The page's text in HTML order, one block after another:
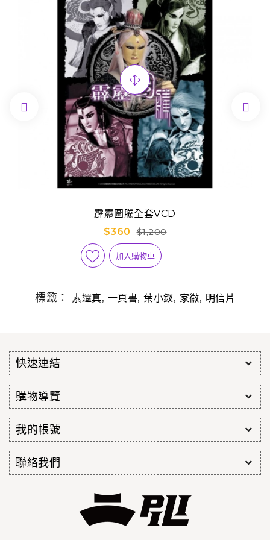
霹靂圖騰全套VCD
$360
$1,200
加入購物車
 
標籤： 素還真, 一頁書, 葉小釵, 家徽, 明信片
快速連結
購物導覽
我的帳號
聯絡我們